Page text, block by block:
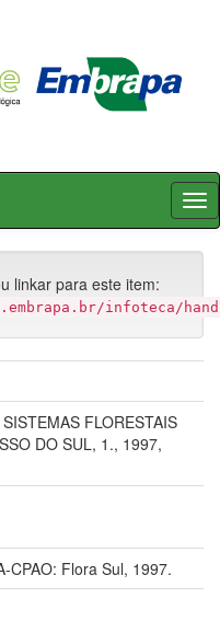
linkar para este item:
infoteca/
FLORESTAIS
DO SUL, 1., 1997,
CPAO: Flora Sul, 1997.